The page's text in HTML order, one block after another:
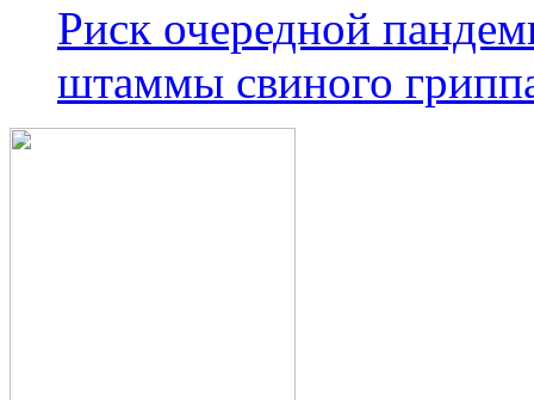
Риск очередной
штаммы свиного